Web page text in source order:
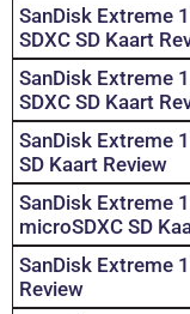
SanDisk Extreme
SDXC SD Kaart
SanDisk Extreme
SDXC SD Kaart
SanDisk Extreme
SD Kaart Review
SanDisk Extreme
microSDXC SD
SanDisk Extreme
Review